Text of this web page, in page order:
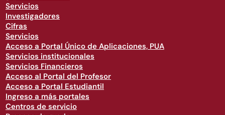
Servicios
Investigadores
Cifras
Servicios
Acceso a Portal Único de Aplicaciones, PUA
Servicios institucionales
Servicios Financieros
Acceso al Portal del Profesor
Acceso a Portal Estudiantil
Ingreso a más portales
Centros de servicio